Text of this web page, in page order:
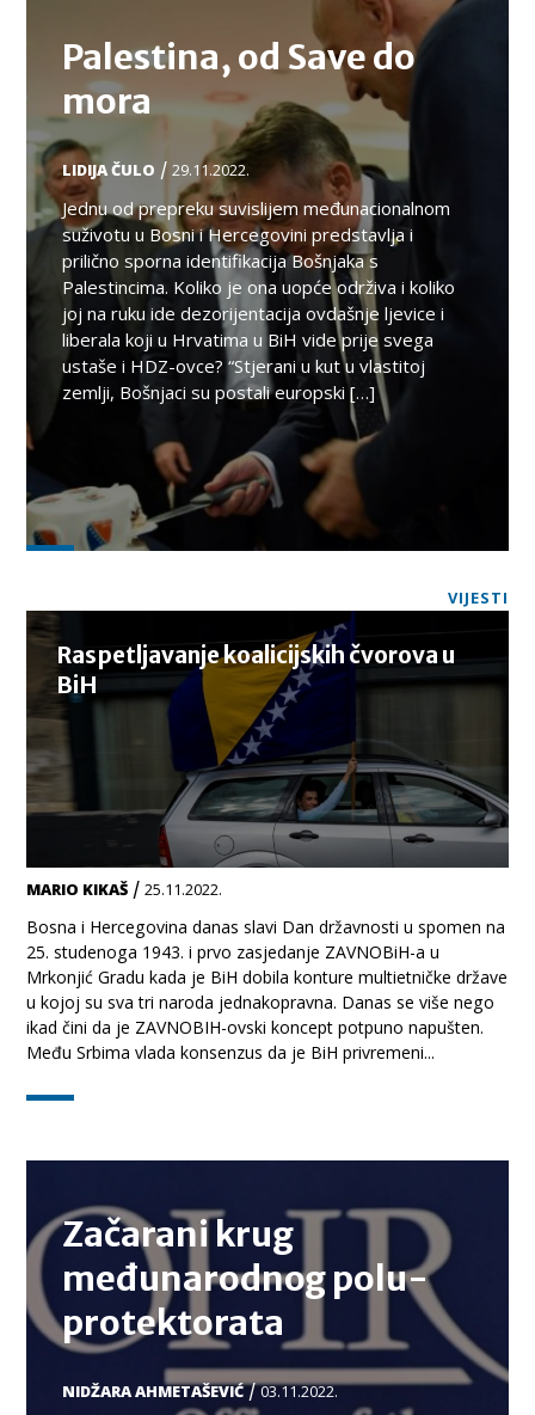
Palestina, od Save do
mora
LIDIJA ČULO /29.11.2022.
Jednu od prepreku suvislijem međunacionalnom
suživotu u Bosni i Hercegovini predstavlja i
prilično sporna identifikacija Bošnjaka s
Palestincima. Koliko je ona uopće održiva i koliko
joj na ruku ide dezorijentacija ovdašnje ljevice i
liberala koji u Hrvatima u BiH vide prije svega
ustaše i HDZ-ovce? “Stjerani u kut u vlastitoj
zemlji, Bošnjaci su postali europski […]
VIJESTI
Raspetljavanje koalicijskih čvorova u
BiH
MARIO KIKAŠ /25.11.2022.
Bosna i Hercegovina danas slavi Dan državnosti u spomen na
25. studenoga 1943. i prvo zasjedanje ZAVNOBiH-a u
Mrkonjić Gradu kada je BiH dobila konture multietničke države
u kojoj su sva tri naroda jednakopravna. Danas se više nego
ikad čini da je ZAVNOBIH-ovski koncept potpuno napušten.
Među Srbima vlada konsenzus da je BiH privremeni...
Začarani krug
međunarodnog polu-
protektorata
NIDŽARA AHMETAŠEVIĆ/03.11.2022.